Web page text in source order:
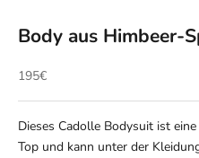
Body aus Himbeer-
Angebot
195€
Dieses Cadolle Bodysuit ist
Top und kann unter der